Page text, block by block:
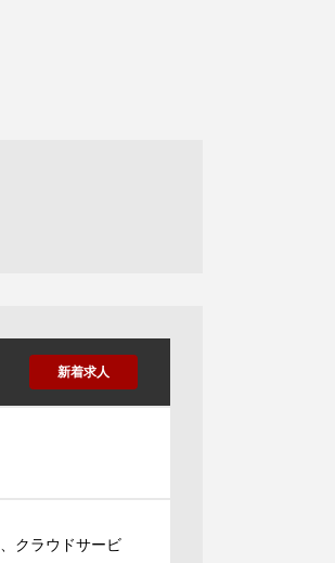
新着求人
クラウドサービ